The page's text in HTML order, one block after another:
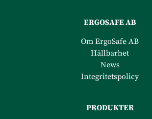
ERGOSAFE AB
Om ErgoSafe AB
Hållbarhet
News
Integritetspolicy
PRODUKTER